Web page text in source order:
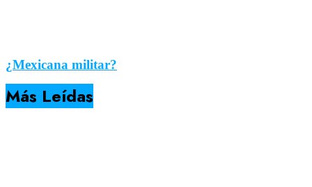
¿Mexicana militar?
Más Leídas